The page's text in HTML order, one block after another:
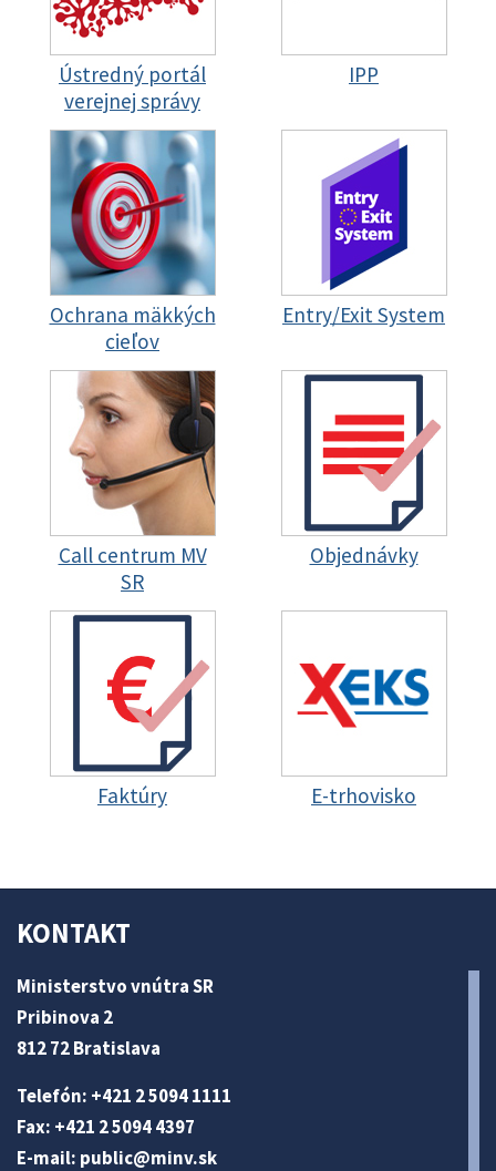
Ústredný portál
verejnej správy
IPP
Ochrana mäkkých
cieľov
Entry/Exit System
Call centrum MV
SR
Objednávky
Faktúry E-trhovisko
KONTAKT
Ministerstvo vnútra SR
Pribinova 2
812 72 Bratislava
Telefón: +421 2 5094 1111
Fax: +421 2 5094 4397
E-mail: public@minv.sk